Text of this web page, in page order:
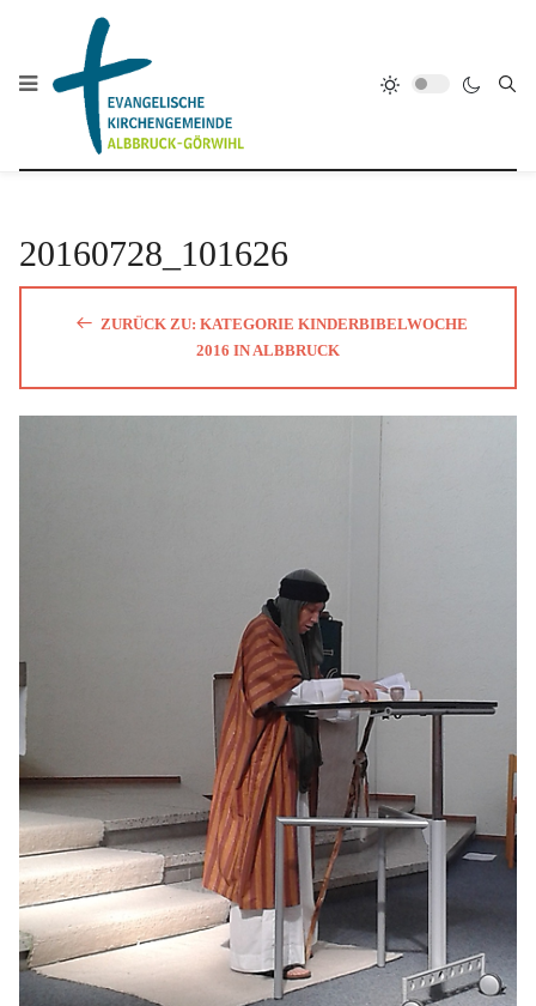
20160728_101626
ZURÜCK ZU: KATEGORIE KINDERBIBELWOCHE
2016 IN ALBBRUCK